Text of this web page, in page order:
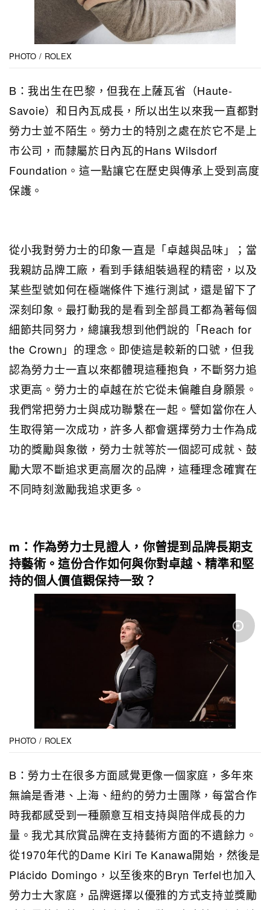
PHOTO / ROLEX
B：我出生在巴黎，但我在上薩瓦省（Haute-
Savoie）和日內瓦成長，所以出生以來我一直都對
勞力士並不陌生。勞力士的特別之處在於它不是上
市公司，而隸屬於日內瓦的Hans Wilsdorf
Foundation。這一點讓它在歷史與傳承上受到高度
保護。
從小我對勞力士的印象一直是「卓越與品味」；當
我親訪品牌工廠，看到手錶組裝過程的精密，以及
某些型號如何在極端條件下進行測試，還是留下了
深刻印象。最打動我的是看到全部員工都為著每個
細節共同努力，總讓我想到他們說的「Reach for
the Crown」的理念。即使這是較新的口號，但我
認為勞力士一直以來都體現這種抱負，不斷努力追
求更高。勞力士的卓越在於它從未偏離自身願景。
我們常把勞力士與成功聯繫在一起。譬如當你在人
生取得第一次成功，許多人都會選擇勞力士作為成
功的獎勵與象徵，勞力士就等於一個認可成就、鼓
勵大眾不斷追求更高層次的品牌，這種理念確實在
不同時刻激勵我追求更多。
m：作為勞力士見證人，你曾提到品牌長期支
持藝術。這份合作如何與你對卓越、精準和堅
持的個人價值觀保持一致？
PHOTO / ROLEX
B：勞力士在很多方面感覺更像一個家庭，多年來
無論是香港、上海、紐約的勞力士團隊，每當合作
時我都感受到一種願意互相支持與陪伴成長的力
量。我尤其欣賞品牌在支持藝術方面的不遺餘力。
從1970年代的Dame Kiri Te Kanawa開始，然後是
Plácido Domingo，以至後來的Bryn Terfel也加入
勞力士大家庭，品牌選擇以優雅的方式支持並獎勵